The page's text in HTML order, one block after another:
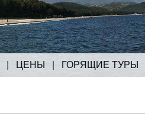
ЦЕНЫ ГОРЯЩИЕ ТУРЫ